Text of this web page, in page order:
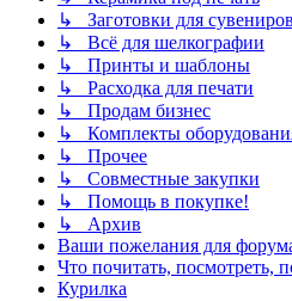
↳ Заготовки для сувениров
↳ Всё для шелкографии
↳ Принты и шаблоны
↳ Расходка для печати
↳ Продам бизнес
↳ Комплекты
↳ Прочее
↳ Совместные закупки
↳ Помощь в покупке!
↳ Архив
Ваши пожелания для
Что почитать, посмотреть,
Курилка